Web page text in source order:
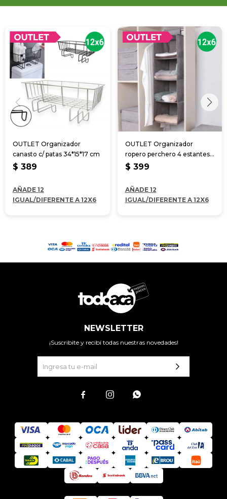
OUTLET Organizador
canasto c/ patas 34*15*17 cm
$ 389
AÑADE 12
IGUAL/DIFERENTE A 12X6
OUTLET Organizador
ropero perchero 4 estantes
30*30*80 cm
$ 399
AÑADE 12
IGUAL/DIFERENTE A 12X6
NEWSLETTER
¡Suscribite y recibí todas nuestras novedades!
  